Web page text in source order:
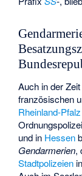
Auch in der
französischen
Rheinland-Pfalz
und in Hessen
Gendarmerien,
Stadtpolizeien